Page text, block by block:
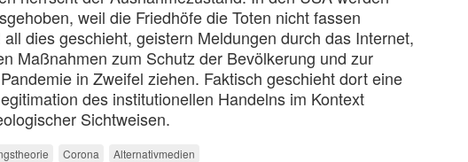
weil die Friedhöfe die Toten nicht fassen
dies geschieht, geistern Meldungen durch das Internet,
Maßnahmen zum Schutz der Bevölkerung und zur
in Zweifel ziehen. Faktisch geschieht dort eine
des institutionellen Handelns im Kontext
Sichtweisen.
Corona Alternativmedien